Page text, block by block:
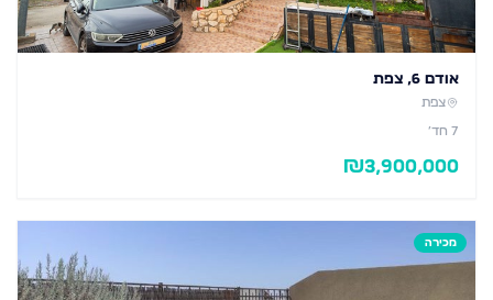
אודם 6, צפת
צפת
7 חד׳
₪3,900,000
מכירה